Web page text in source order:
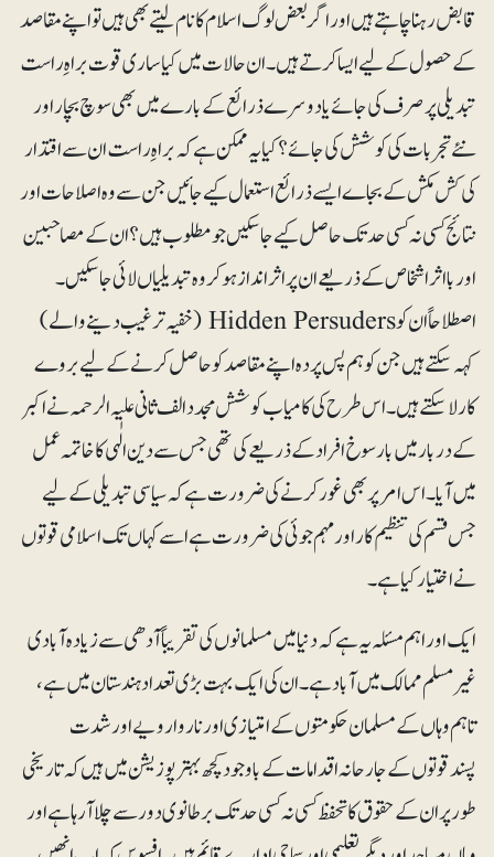
قابض رہنا چاہتے ہیں اور اگر بعض لوگ اسلام کا نام لیتے بھی ہیں تو اپنے مقاصد
کے حصول کے لیے ایسا کرتے ہیں۔ ان حالات میں کیا ساری قوت براہِ راست
تبدیلی پر صرف کی جائے یا دوسرے ذرائع کے بارے میں بھی سوچ بچار اور
نئے تجربات کی کوشش کی جائے؟ کیا یہ ممکن ہے کہ براہِ راست ان سے اقتدار
کی کش مکش کے بجاے ایسے ذرائع استعمال کیے جائیں جن سے وہ اصلاحات اور
نتائج کسی نہ کسی حد تک حاصل کیے جاسکیں جو مطلوب ہیں؟ ان کے مصاحبین
اور بااثر اشخاص کے ذریعے ان پر اثرانداز ہوکر وہ تبدیلیاں لائی جاسکیں۔
اصطلاحاً ان کو Hidden Persuders (خفیہ ترغیب دینے والے)
کہہ سکتے ہیں جن کو ہم پس پردہ اپنے مقاصد کو حاصل کرنے کے لیے بروے
کار لاسکتے ہیں۔ اس طرح کی کامیاب کوشش مجدد الف ثانی علیہ الرحمہ نے اکبر
کے دربار میں بارسوخ افراد کے ذریعے کی تھی جس سے دین الٰہی کا خاتمہ عمل
میں آیا۔ اس امر پر بھی غور کرنے کی ضرورت ہے کہ سیاسی تبدیلی کے لیے
جس قسم کی تنظیم کار اور مہم جوئی کی ضرورت ہے اسے کہاں تک اسلامی قوتوں
نے اختیار کیا ہے۔
ایک اور اہم مسئلہ یہ ہے کہ دنیا میں مسلمانوں کی تقریباً آدھی سے زیادہ آبادی
غیرمسلم ممالک میں آباد ہے۔ ان کی ایک بہت بڑی تعداد ہندستان میں ہے،
تاہم وہاں کے مسلمان حکومتوں کے امتیازی اور ناروا رویے اور شدت
پسندقوتوں کے جارحانہ اقدامات کے باوجود کچھ بہتر پوزیشن میں ہیں کہ تاریخی
طور پر ان کے حقوق کا تحفظ کسی نہ کسی حد تک برطانوی دور سے چلا آرہا ہے اور